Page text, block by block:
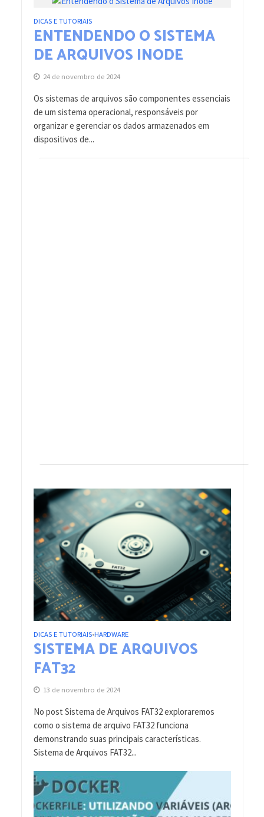
DICAS E TUTORIAIS
ENTENDENDO O SISTEMA
DE ARQUIVOS INODE
24 de novembro de 2024
Os sistemas de arquivos são componentes essenciais
de um sistema operacional, responsáveis por
organizar e gerenciar os dados armazenados em
dispositivos de...
DICAS E TUTORIAIS•HARDWARE
SISTEMA DE ARQUIVOS
FAT32
13 de novembro de 2024
No post Sistema de Arquivos FAT32 exploraremos
como o sistema de arquivo FAT32 funciona
demonstrando suas principais características.
Sistema de Arquivos FAT32...